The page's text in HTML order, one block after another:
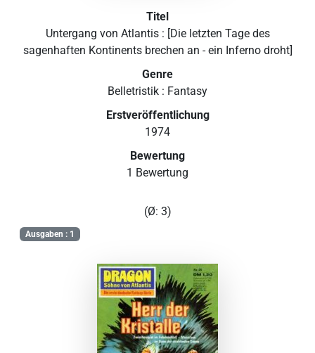
Titel
Untergang von Atlantis : [Die letzten Tage des
sagenhaften Kontinents brechen an - ein Inferno droht]
Genre
Belletristik : Fantasy
Erstveröffentlichung
1974
Bewertung
1 Bewertung
(Ø: 3)
Ausgaben : 1